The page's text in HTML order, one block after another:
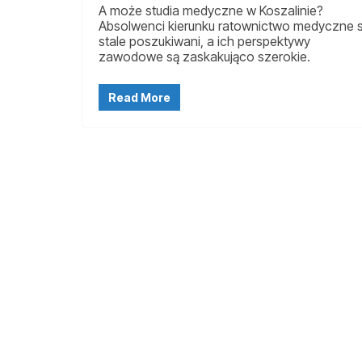
A może studia medyczne w Koszalinie?
Absolwenci kierunku ratownictwo medyczne
stale poszukiwani, a ich perspektywy
zawodowe są zaskakująco szerokie.
Read More